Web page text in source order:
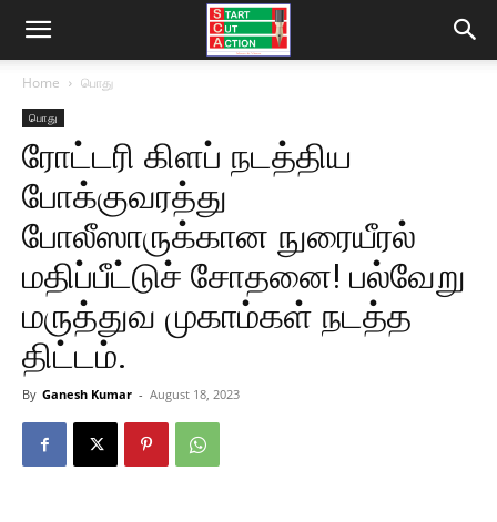
Home பொது
பொது
ரோட்டரி கிளப் நடத்திய
போக்குவரத்து
போலீஸாருக்கான நுரையீரல்
மதிப்பீட்டுச் சோதனை! பல்வேறு
மருத்துவ முகாம்கள் நடத்த
திட்டம்.
By Ganesh Kumar - August 18, 2023